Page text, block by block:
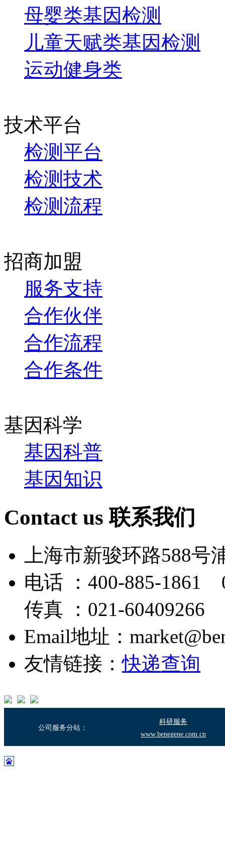
母婴类基因检测
儿童天赋类基因检测
运动健身类
技术平台
检测平台
检测技术
检测流程
招商加盟
服务支持
合作伙伴
合作流程
合作条件
基因科学
基因科普
基因知识
Contact us 联系我们
上海市新骏环路588
电话 ：400-885-1861
传真 ：021-60409266
Email地址：
友情链接：快递查询
公司服务分站：
科研服务
www.benegene.com.cn